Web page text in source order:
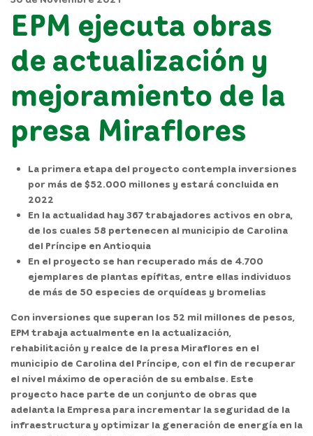
EPM ejecuta obras
de actualización y
mejoramiento de la
presa Miraflores
La primera etapa del proyecto contempla inversiones
por más de $52.000 millones y estará concluida en
2022
En la actualidad hay 367 trabajadores activos en obra,
de los cuales 58 pertenecen al municipio de Carolina
del Príncipe en Antioquia
En el proyecto se han recuperado más de 4.700
ejemplares de plantas epífitas, entre ellas individuos
de más de 50 especies de orquídeas y bromelias
Con inversiones que superan los 52 mil millones de pesos,
EPM trabaja actualmente en la actualización,
rehabilitación y realce de la presa Miraflores en el
municipio de Carolina del Príncipe, con el fin de recuperar
el nivel máximo de operación de su embalse. Este
proyecto hace parte de un conjunto de obras que
adelanta la Empresa para incrementar la seguridad de la
infraestructura y optimizar la generación de energía en la